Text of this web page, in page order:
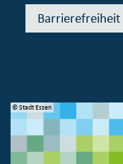
Barrierefreiheit
© Stadt Essen